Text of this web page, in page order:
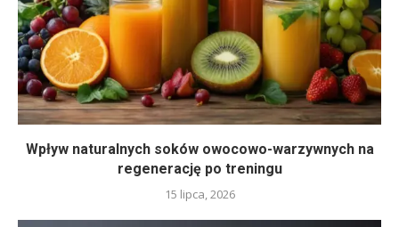
Wpływ naturalnych soków owocowo-warzywnych na
regenerację po treningu
15 lipca, 2026